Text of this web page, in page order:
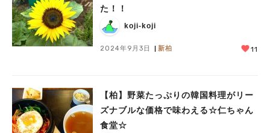
た！！
koji-koji
2024年9月3日 新柏 11
【柏】野菜たっぷりの韓国料理がリー
ズナブルな価格で味わえる☆仁ちゃん
食堂☆